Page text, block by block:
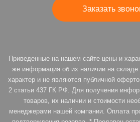
Заказать
Приведенные на нашем сайте цены и
же информация об их наличии на складе
характер и не являются публичной
2 статьи 437 ГК РФ. Для получения
товаров, их наличии и стоимости
менеджерами нашей компании. Оплата